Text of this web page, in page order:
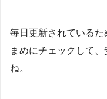
毎日更新されている
まめにチェックして
ね。